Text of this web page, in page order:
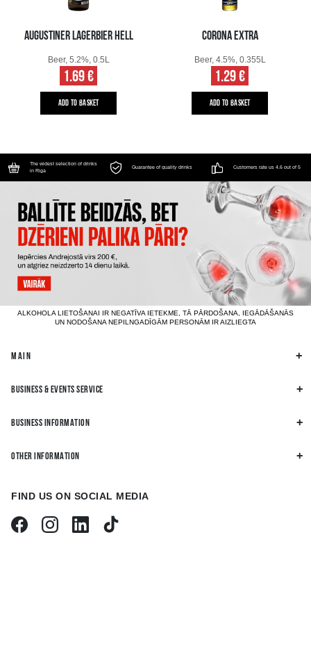
AUGUSTINER LAGERBIER HELL
Beer, 5.2%, 0.5L
1.69 €
ADD TO BASKET
CORONA EXTRA
Beer, 4.5%, 0.355L
1.29 €
ADD TO BASKET
The widest selection of drinks
in Riga
Guarantee of quality drinks Customers rate us 4.6 out of 5
ALKOHOLA LIETOŠANAI IR NEGATĪVA IETEKME, TĀ PĀRDOŠANA, IEGĀDĀŠANĀS
UN NODOŠANA NEPILNGADĪGĀM PERSONĀM IR AIZLIEGTA
MAIN
BUSINESS & EVENTS SERVICE
BUSINESS INFORMATION
OTHER INFORMATION
FIND US ON SOCIAL MEDIA